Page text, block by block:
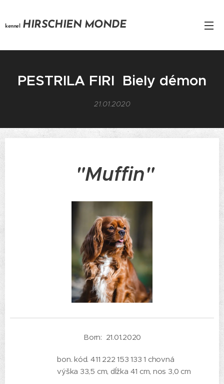
kennel HIRSCHIEN MONDE
PESTRILA FIRI Biely démon
21.01.2020
"Muffin"
Born: 21.01.2020
bon. kód. 411 222 153 133 1 chovná
výška 33,5 cm, dĺžka 41 cm, nos 3,0 cm